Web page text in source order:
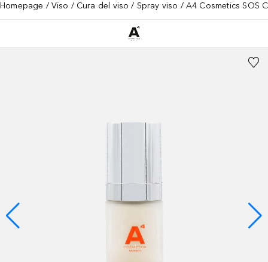
Homepage Viso Cura del viso Spray viso A4 Cosmetics SOS